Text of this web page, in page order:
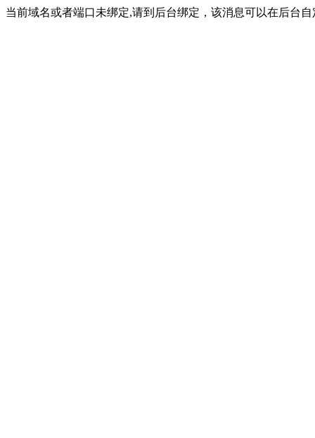
当前域名或者端口未绑定,请到后台绑定，该消息可以在后台自